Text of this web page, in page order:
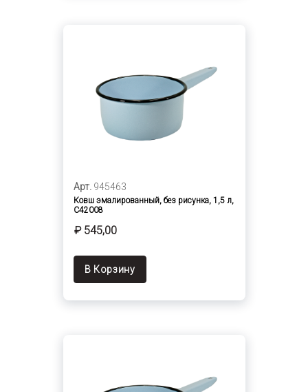
Арт. 945463
Ковш эмалированный, без рисунка, 1,5 л,
С42008
₽ 545,00
В Корзину